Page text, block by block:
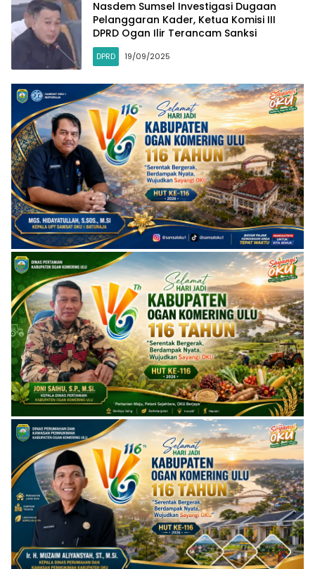
Nasdem Sumsel Investigasi Dugaan
Pelanggaran Kader, Ketua Komisi III
DPRD Ogan Ilir Terancam Sanksi
DPRD 19/09/2025